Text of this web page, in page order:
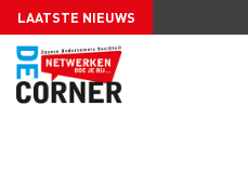
LAATSTE NIEUWS